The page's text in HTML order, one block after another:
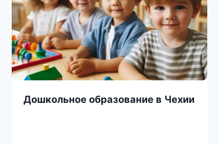
Дошкольное образование в Чехии